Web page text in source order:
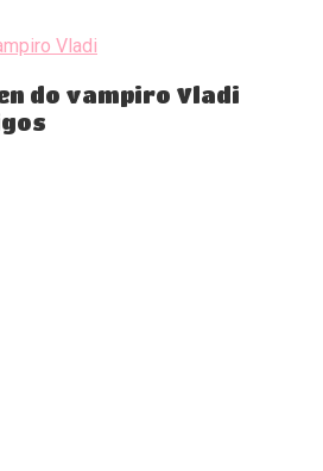
Comprar
do vampiro Vladi